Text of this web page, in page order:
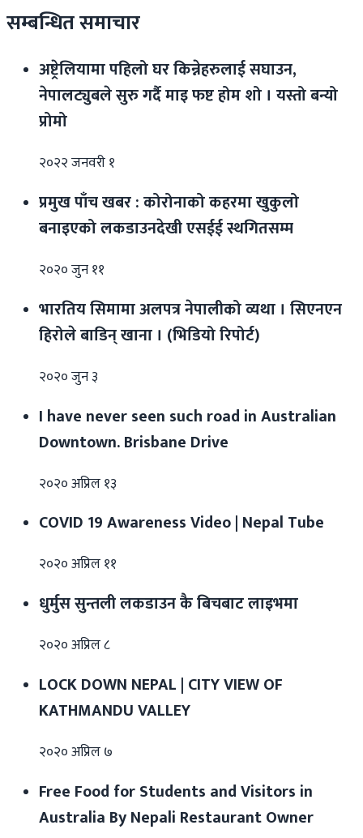
सम्बन्धित समाचार
अष्ट्रेलियामा पहिलो घर किन्नेहरुलाई सघाउन,
नेपालट्युबले सुरु गर्दै माइ फष्ट होम शो । यस्तो बन्यो
प्रोमो
२०२२ जनवरी १
प्रमुख पाँच खबर : कोरोनाको कहरमा खुकुलो
बनाइएको लकडाउनदेखी एसईई स्थगितसम्म
२०२० जुन ११
भारतिय सिमामा अलपत्र नेपालीको व्यथा । सिएनएन
हिरोले बाडिन् खाना । (भिडियो रिपोर्ट)
२०२० जुन ३
I have never seen such road in Australian
Downtown. Brisbane Drive
२०२० अप्रिल १३
COVID 19 Awareness Video | Nepal Tube
२०२० अप्रिल ११
धुर्मुस सुन्तली लकडाउन कै बिचबाट लाइभमा
२०२० अप्रिल ८
LOCK DOWN NEPAL | CITY VIEW OF
KATHMANDU VALLEY
२०२० अप्रिल ७
Free Food for Students and Visitors in
Australia By Nepali Restaurant Owner